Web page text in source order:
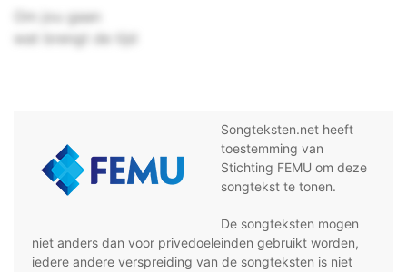
Om jou gaan
wat brengt de tijd
Songteksten.net heeft
toestemming van
Stichting FEMU om deze
songtekst te tonen.
De songteksten mogen
niet anders dan voor privedoeleinden gebruikt worden,
iedere andere verspreiding van de songteksten is niet